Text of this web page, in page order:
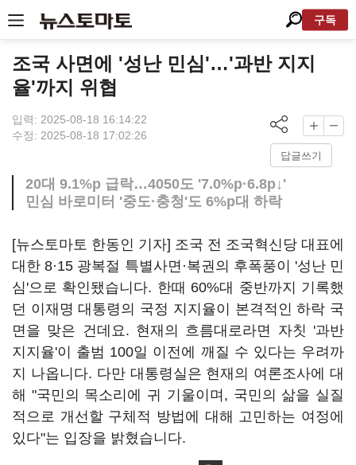
구독
조국 사면에 '성난 민심'…'과반 지지
율'까지 위협
입력: 2025-08-18 16:14:22
수정: 2025-08-18 17:02:26
답글쓰기
20대 9.1%p 급락…4050도 '7.0%p·6.8p↓'
민심 바로미터 '중도·충청'도 6%p대 하락
[뉴스토마토 한동인 기자] 조국 전 조국혁신당 대표에
대한 8·15 광복절 특별사면·복권의 후폭풍이 '성난 민
심'으로 확인됐습니다. 한때 60%대 중반까지 기록했
던 이재명 대통령의 국정 지지율이 본격적인 하락 국
면을 맞은 건데요. 현재의 흐름대로라면 자칫 '과반
지지율'이 출범 100일 이전에 깨질 수 있다는 우려까
지 나옵니다. 다만 대통령실은 현재의 여론조사에 대
해 "국민의 목소리에 귀 기울이며, 국민의 삶을 실질
적으로 개선할 구체적 방법에 대해 고민하는 여정에
있다"는 입장을 밝혔습니다.